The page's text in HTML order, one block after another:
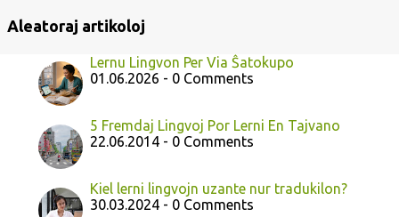
Aleatoraj artikoloj
Lernu Lingvon Per Via Ŝatokupo
01.06.2026 - 0 Comments
5 Fremdaj Lingvoj Por Lerni En Tajvano
22.06.2014 - 0 Comments
Kiel lerni lingvojn uzante nur tradukilon?
30.03.2024 - 0 Comments